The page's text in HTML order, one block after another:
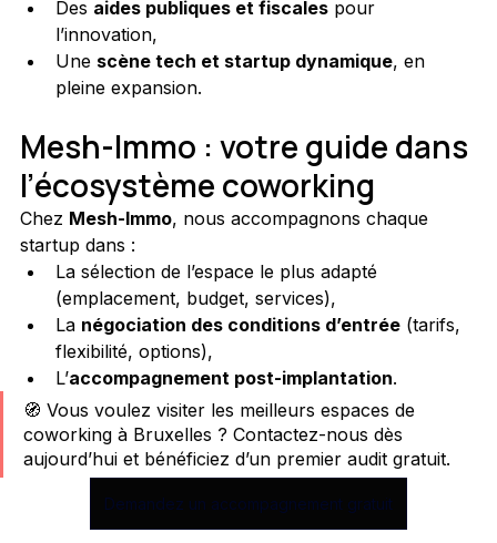
Des aides publiques et fiscales pour
l’innovation,
Une scène tech et startup dynamique, en
pleine expansion.
Mesh-Immo : votre guide dans
l’écosystème coworking
Chez Mesh-Immo, nous accompagnons chaque
startup dans :
La sélection de l’espace le plus adapté
(emplacement, budget, services),
La négociation des conditions d’entrée (tarifs,
flexibilité, options),
L’accompagnement post-implantation.
🧭 Vous voulez visiter les meilleurs espaces de
coworking à Bruxelles ? Contactez-nous dès
aujourd’hui et bénéficiez d’un premier audit gratuit.
Demandez un accompagnement gratuit